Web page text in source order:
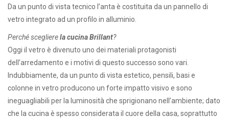
Da un punto di vista tecnico l’anta è costituita da un pannello di
vetro integrato ad un profilo in alluminio.
Perché sceglierela cucina Brillant?
Oggi il vetro è divenuto uno dei materiali protagonisti
dell’arredamento e i motivi di questo successo sono vari.
Indubbiamente, da un punto di vista estetico, pensili, basi e
colonne in vetro producono un forte impatto visivo e sono
ineguagliabili per la luminosità che sprigionano nell’ambiente; dato
che la cucina è spesso considerata il cuore della casa, soprattutto